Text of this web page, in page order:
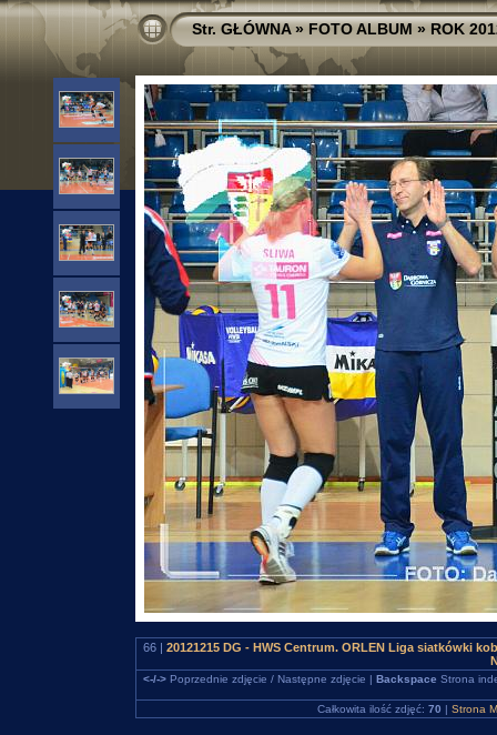
Str. GŁÓWNA»FOTO ALBUM»ROK
66 | 20121215 DG - HWS Centrum. ORLEN Liga siatkówki
<-/->Poprzednie zdjęcie / Następne zdjęcie | Backspace Strona
Całkowita ilość zdjęć: 70 | Strona